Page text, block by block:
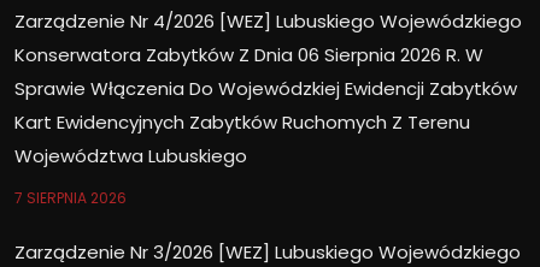
Zarządzenie Nr 4/2026 [WEZ] Lubuskiego Wojewódzkiego
Konserwatora Zabytków Z Dnia 06 Sierpnia 2026 R. W
Sprawie Włączenia Do Wojewódzkiej Ewidencji Zabytków
Kart Ewidencyjnych Zabytków Ruchomych Z Terenu
Województwa Lubuskiego
7 SIERPNIA 2026
Zarządzenie Nr 3/2026 [WEZ] Lubuskiego Wojewódzkiego